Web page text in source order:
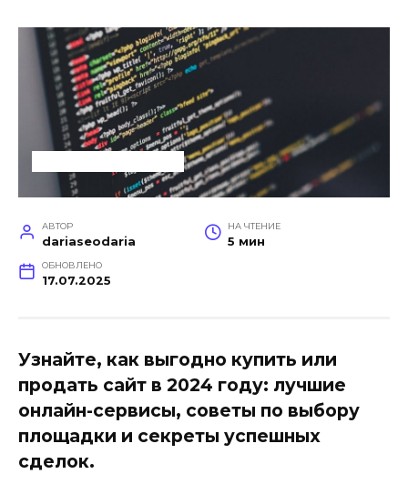
АВТОР
dariaseodaria
НА ЧТЕНИЕ
5 мин
ОБНОВЛЕНО
17.07.2025
Узнайте, как выгодно купить или
продать сайт в 2024 году: лучшие
онлайн-сервисы, советы по выбору
площадки и секреты успешных
сделок.